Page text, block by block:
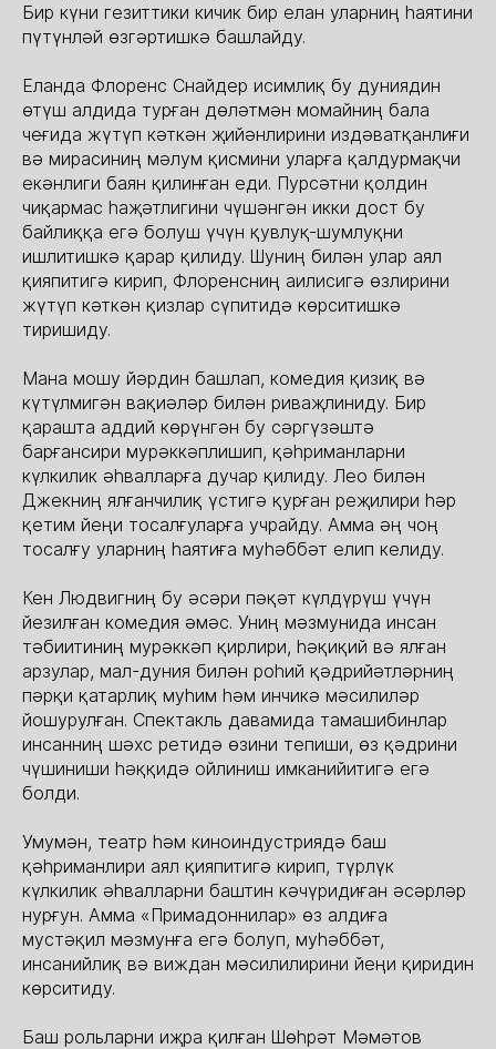
Бир күни гезиттики кичик бир елан уларниң һаятини
пүтүнләй өзгәртишкә башлайду.
Еланда Флоренс Снайдер исимлиқ бу дуниядин
өтүш алдида турған дөләтмән момайниң бала
чеғида жүтүп кәткән җийәнлирини издәватқанлиғи
вә мирасиниң мәлум қисмини уларға қалдурмақчи
екәнлиги баян қилинған еди. Пурсәтни қолдин
чиқармас һаҗәтлигини чүшәнгән икки дост бу
байлиққа егә болуш үчүн қувлуқ-шумлуқни
ишлитишкә қарар қилиду. Шуниң билән улар аял
қияпитигә кирип, Флоренсниң аилисигә өзлирини
жүтүп кәткән қизлар сүпитидә көрситишкә
тиришиду.
Мана мошу йәрдин башлап, комедия қизиқ вә
күтүлмигән вақиәләр билән риваҗлиниду. Бир
қарашта аддий көрүнгән бу сәргүзәштә
барғансири мурәккәплишип, қәһриманларни
күлкилик әһвалларға дучар қилиду. Лео билән
Джекниң ялғанчилиқ үстигә қурған реҗилири һәр
қетим йеңи тосалғуларға учрайду. Амма әң чоң
тосалғу уларниң һаятиға муһәббәт елип келиду.
Кен Людвигниң бу әсәри пәқәт күлдүрүш үчүн
йезилған комедия әмәс. Униң мәзмунида инсан
тәбиитиниң мурәккәп қирлири, һәқиқий вә ялған
арзулар, мал-дуния билән роһий қәдрийәтләрниң
пәрқи қатарлиқ муһим һәм инчикә мәсилиләр
йошурулған. Спектакль давамида тамашибинлар
инсанниң шәхс ретидә өзини тепиши, өз қәдрини
чүшиниши һәққидә ойлиниш имканийитигә егә
болди.
Умумән, театр һәм киноиндустриядә баш
қәһриманлири аял қияпитигә кирип, түрлүк
күлкилик әһвалларни баштин кәчүридиған әсәрләр
нурғун. Амма «Примадоннилар» өз алдиға
мустәқил мәзмунға егә болуп, муһәббәт,
инсанийлиқ вә виждан мәсилилирини йеңи қиридин
көрситиду.
Баш рольларни иҗра қилған Шөһрәт Мәмәтов